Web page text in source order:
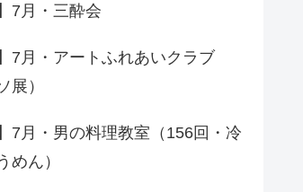
7月・三酔会
7月・アートふれあいクラブ
展）
7月・男の料理教室（156回・冷
めん）